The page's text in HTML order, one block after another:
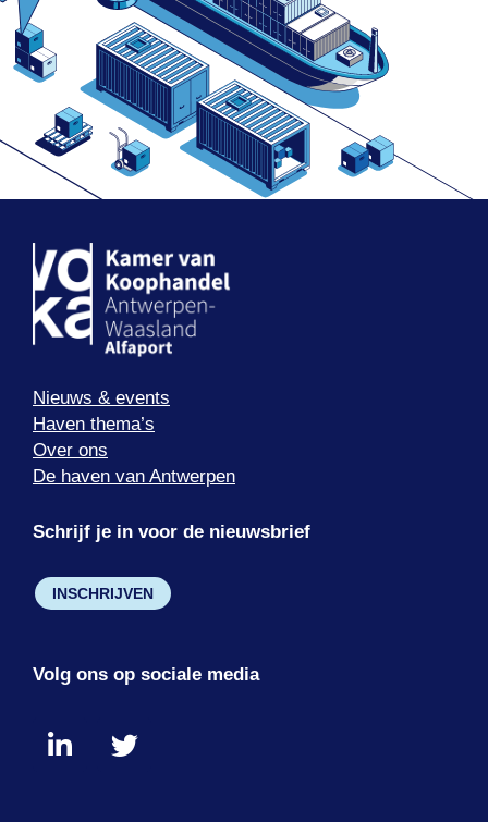
Nieuws & events
Haven thema’s
Over ons
De haven van Antwerpen
Schrijf je in voor de nieuwsbrief
INSCHRIJVEN
Volg ons op sociale media